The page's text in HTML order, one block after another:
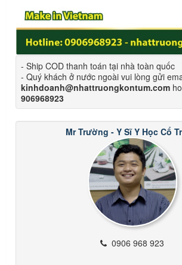
- Ship COD thanh toán tại nhà toàn quốc
- Quý khách ở nước ngoài vui lòng gửi
kinhdoanh@nhattruongkontum.com
906968923
Mr Trường - Y Sĩ Y Học Cổ
0906 968 923